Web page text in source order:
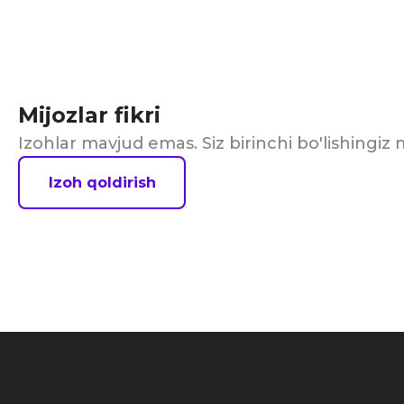
Mijozlar fikri
Izohlar mavjud emas. Siz birinchi bo'lishingiz
Izoh qoldirish